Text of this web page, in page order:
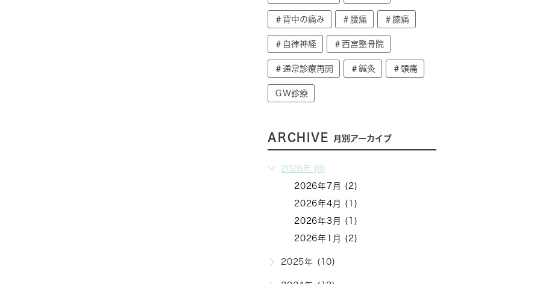
＃背中の痛み ＃腰痛 ＃膝痛
＃自律神経 ＃西宮整骨院
＃通常診療再開 ＃鍼灸 ＃頭痛
ＧＷ診療
ARCHIVE 月別アーカイブ
2026年 (6)
2026年7月 (2)
2026年4月 (1)
2026年3月 (1)
2026年1月 (2)
2025年 (10)